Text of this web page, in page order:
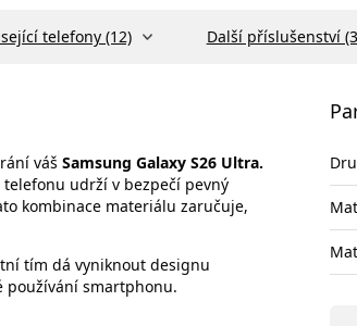
telefony (12) Další příslušenství
váš Samsung Galaxy S26 Ultra.
udrží v bezpečí pevný
kombinace materiálu zaručuje,
tím dá vyniknout designu
používání smartphonu.